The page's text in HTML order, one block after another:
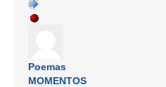
Poemas
MOMENTOS